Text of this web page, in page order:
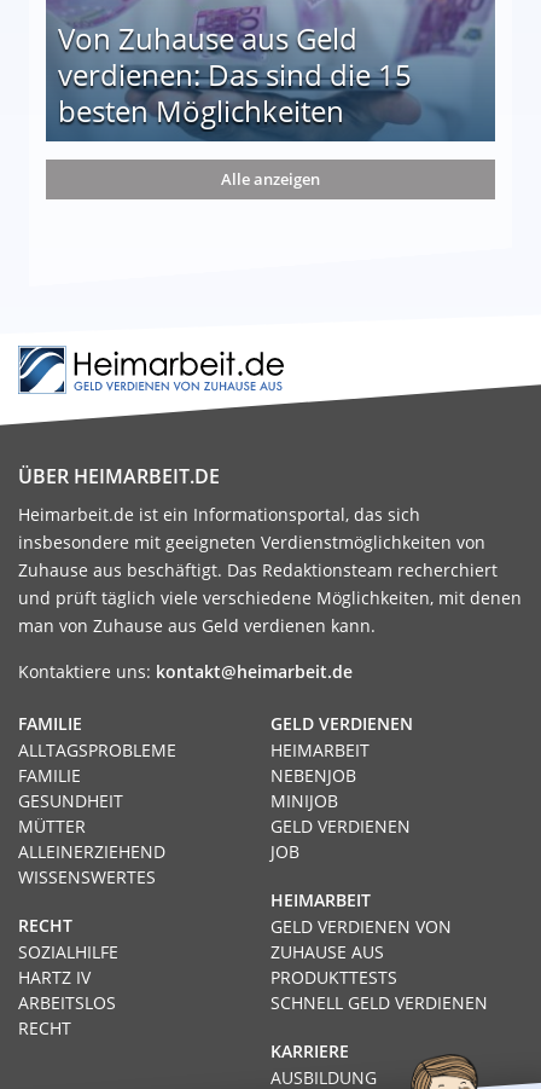
Von Zuhause aus Geld
verdienen: Das sind die 15
besten Möglichkeiten
die 15 besten Möglichkeiten
Alle anzeigen
ÜBER HEIMARBEIT.DE
Heimarbeit.de ist ein Informationsportal, das sich
insbesondere mit geeigneten Verdienstmöglichkeiten von
Zuhause aus beschäftigt. Das Redaktionsteam recherchiert
und prüft täglich viele verschiedene Möglichkeiten, mit denen
man von Zuhause aus Geld verdienen kann.
Kontaktiere uns: kontakt@heimarbeit.de
GELD VERDIENEN
HEIMARBEIT
NEBENJOB
MINIJOB
GELD VERDIENEN
JOB
HEIMARBEIT
GELD VERDIENEN VON
ZUHAUSE AUS
PRODUKTTESTS
SCHNELL GELD VERDIENEN
KARRIERE
AUSBILDUNG
FAMILIE
ALLTAGSPROBLEME
FAMILIE
GESUNDHEIT
MÜTTER
ALLEINERZIEHEND
WISSENSWERTES
RECHT
SOZIALHILFE
HARTZ IV
ARBEITSLOS
RECHT